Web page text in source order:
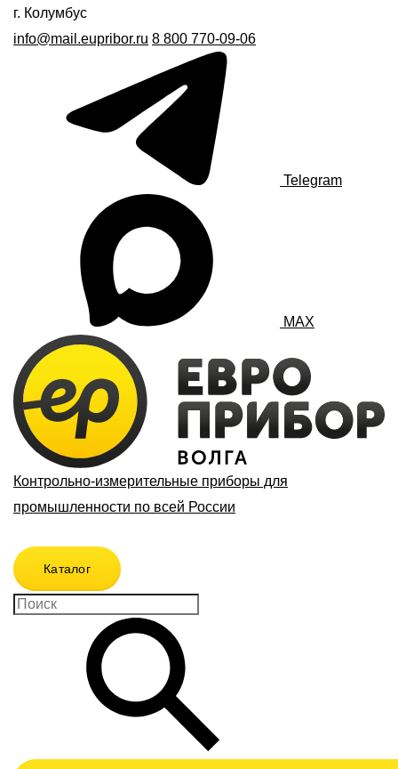
г. Колумбус
info@mail.eupribor.ru 8 800 770-09-06
Telegram
MAX
Контрольно-измерительные приборы для
промышленности по всей России
Каталог